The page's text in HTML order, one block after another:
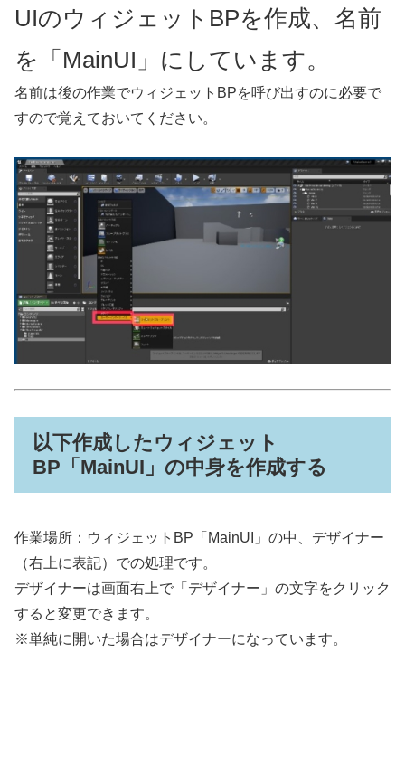
UIのウィジェットBPを作成、名前
を「MainUI」にしています。
名前は後の作業でウィジェットBPを呼び出すのに必要で
すので覚えておいてください。
以下作成したウィジェット
BP「MainUI」の中身を作成する
作業場所：ウィジェットBP「MainUI」の中、デザイナー
（右上に表記）での処理です。
デザイナーは画面右上で「デザイナー」の文字をクリック
すると変更できます。
※単純に開いた場合はデザイナーになっています。